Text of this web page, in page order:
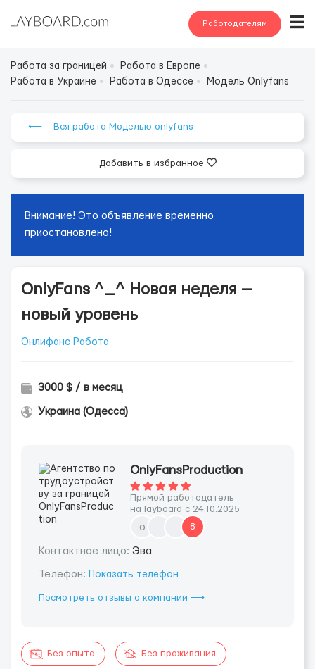
Работодателям
Работа за границей
Работа в Европе
Работа в Украине
Работа в Одессе Модель Onlyfans
⟵ Вся работа Моделью onlyfans
Добавить в избранное
Внимание! Это объявление временно
приостановлено!
OnlyFans ^_^ Новая неделя —
новый уровень
Онлифанс Работа
3000 $ / в месяц
Украина (Одесса)
OnlyFansProduction
Прямой работодатель
на layboard с 24.10.2025
o 8
Контактное лицо: Эва
Телефон: Показать телефон
Посмотреть отзывы о компании ⟶
Без опыта Без проживания